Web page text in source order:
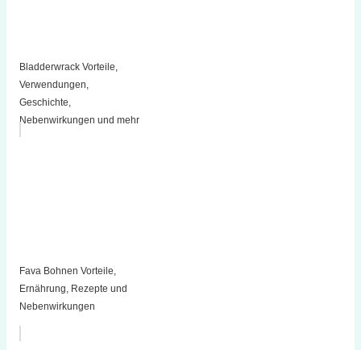
Bladderwrack Vorteile,
Verwendungen,
Geschichte,
Nebenwirkungen und mehr
Fava Bohnen Vorteile,
Ernährung, Rezepte und
Nebenwirkungen